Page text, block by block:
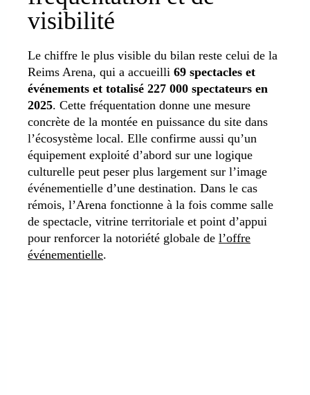
visibilité
Le chiffre le plus visible du bilan reste celui de la
Reims Arena, qui a accueilli 69 spectacles et
événements et totalisé 227 000 spectateurs en
2025. Cette fréquentation donne une mesure
concrète de la montée en puissance du site dans
l’écosystème local. Elle confirme aussi qu’un
équipement exploité d’abord sur une logique
culturelle peut peser plus largement sur l’image
événementielle d’une destination. Dans le cas
rémois, l’Arena fonctionne à la fois comme salle
de spectacle, vitrine territoriale et point d’appui
pour renforcer la notoriété globale de l’offre
événementielle.